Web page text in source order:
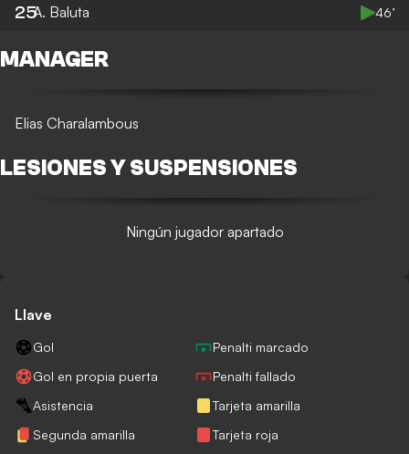
25A. Baluta 46’
MANAGER
Elias Charalambous
LESIONES Y SUSPENSIONES
Ningún jugador apartado
Llave
Gol
Penalti marcado
Gol en propia puerta
Penalti fallado
Asistencia
Tarjeta amarilla
Segunda amarilla
Tarjeta roja